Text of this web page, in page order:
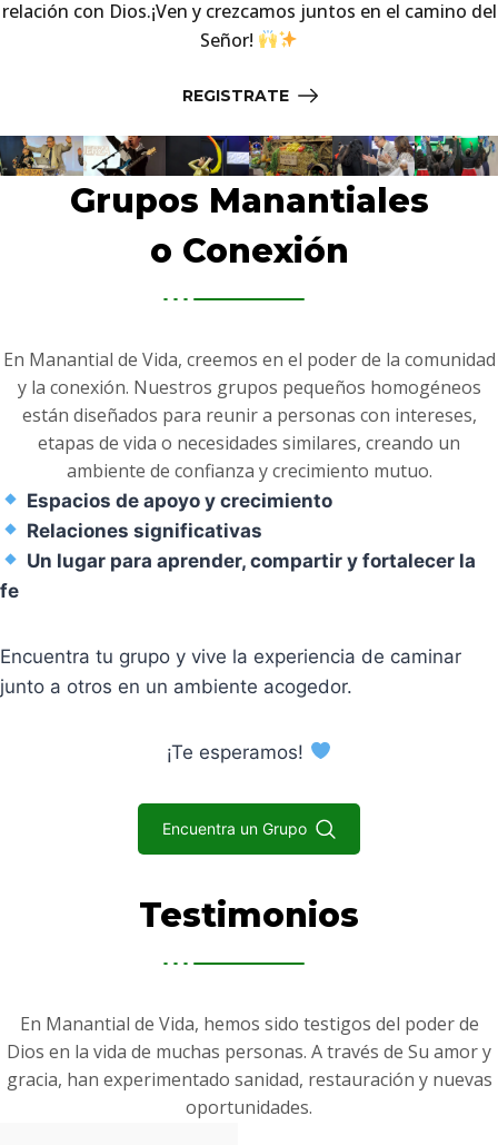
relación con Dios.¡Ven y crezcamos juntos en el camino del
Señor!
REGISTRATE
Grupos Manantiales
o Conexión
En Manantial de Vida, creemos en el poder de la comunidad
y la conexión. Nuestros grupos pequeños homogéneos
están diseñados para reunir a personas con intereses,
etapas de vida o necesidades similares, creando un
ambiente de confianza y crecimiento mutuo.
Espacios de apoyo y crecimiento
Relaciones significativas
Un lugar para aprender, compartir y fortalecer la
fe
Encuentra tu grupo y vive la experiencia de caminar
junto a otros en un ambiente acogedor.
¡Te esperamos!
Encuentra un Grupo
Testimonios
En Manantial de Vida, hemos sido testigos del poder de
Dios en la vida de muchas personas. A través de Su amor y
gracia, han experimentado sanidad, restauración y nuevas
oportunidades.